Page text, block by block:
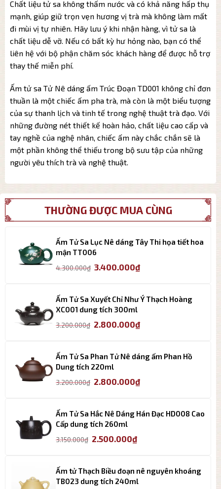
Chất liệu tử sa không thấm nước và có khả năng hấp thụ
mạnh, giúp giữ trọn vẹn hương vị trà mà không làm mất
đi mùi vị tự nhiên. Hãy lưu ý khi nhận hàng, vì tử sa là
chất liệu dễ vỡ. Nếu có bất kỳ hư hỏng nào, bạn có thể
liên hệ với bộ phận chăm sóc khách hàng để được hỗ trợ
thay thế miễn phí.
Ấm tử sa Tử Nê dáng ấm Trúc Đoạn TD001 không chỉ đơn
thuần là một chiếc ấm pha trà, mà còn là một biểu tượng
của sự thanh lịch và tinh tế trong nghệ thuật trà đạo. Với
những đường nét thiết kế hoàn hảo, chất liệu cao cấp và
tay nghề của nghệ nhân, chiếc ấm này chắc chắn sẽ là
một phần không thể thiếu trong bộ sưu tập của những
người yêu thích trà và nghệ thuật.
THƯỜNG ĐƯỢC MUA CÙNG
Ấm Tử Sa Lục Nê dáng Tây Thi họa tiết hoa
mận TT006
4.300.000₫ Giá
4.300.000₫.
3.400.000₫Giá
là:
Ấm Tử Sa Xuyết Chỉ Như Ý Thạch Hoàng
XC001 dung tích 300ml
3.200.000₫ Giá
3.200.000₫.
2.800.000₫Giá
là:
Ấm Tử Sa Phan Tử Nê dáng ấm Phan Hồ
Dung tích 220ml
3.200.000₫ Giá
3.200.000₫.
2.800.000₫Giá
là:
Ấm Tử Sa Hắc Nê Dáng Hán Đạc HD008 Cao
Cấp dung tích 260ml
3.150.000₫ Giá
3.150.000₫.
2.500.000₫Giá
là:
2.500.000₫.
Ấm tử Thạch Biều đoạn nê nguyên khoáng
TB023 dung tích 240ml